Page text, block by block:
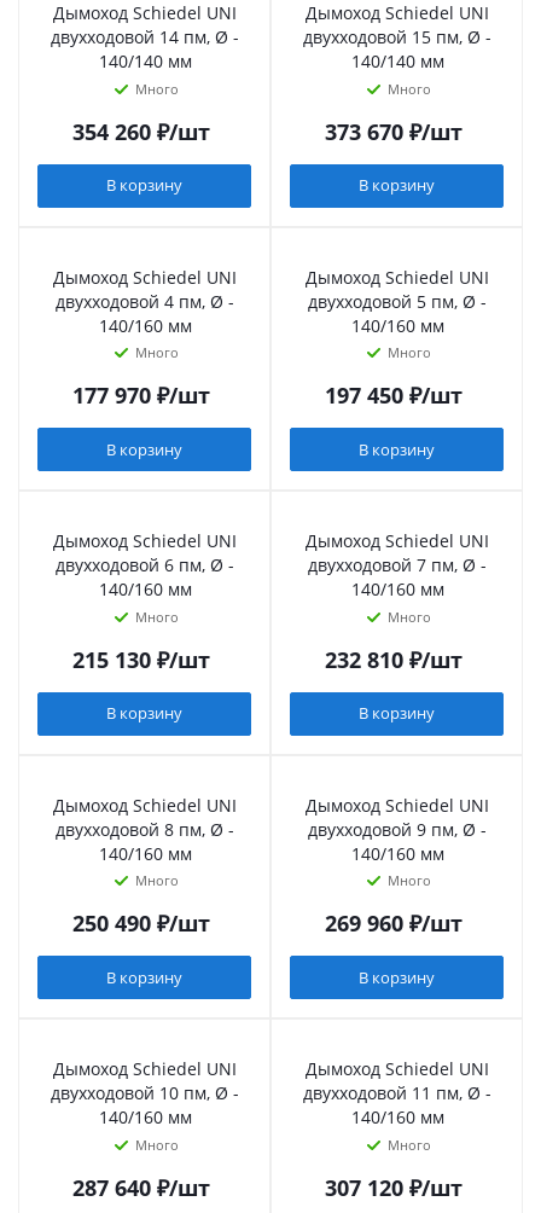
Дымоход Schiedel UNI
двухходовой 14 пм, Ø -
140/140 мм
Много
354 260₽/шт
В корзину
Дымоход Schiedel UNI
двухходовой 15 пм, Ø -
140/140 мм
Много
373 670₽/шт
В корзину
Дымоход Schiedel UNI
двухходовой 4 пм, Ø -
140/160 мм
Много
177 970₽/шт
В корзину
Дымоход Schiedel UNI
двухходовой 5 пм, Ø -
140/160 мм
Много
197 450₽/шт
В корзину
Дымоход Schiedel UNI
двухходовой 6 пм, Ø -
140/160 мм
Много
215 130₽/шт
В корзину
Дымоход Schiedel UNI
двухходовой 7 пм, Ø -
140/160 мм
Много
232 810₽/шт
В корзину
Дымоход Schiedel UNI
двухходовой 8 пм, Ø -
140/160 мм
Много
250 490₽/шт
В корзину
Дымоход Schiedel UNI
двухходовой 9 пм, Ø -
140/160 мм
Много
269 960₽/шт
В корзину
Дымоход Schiedel UNI
двухходовой 10 пм, Ø -
140/160 мм
Много
287 640₽/шт
Дымоход Schiedel UNI
двухходовой 11 пм, Ø -
140/160 мм
Много
307 120₽/шт